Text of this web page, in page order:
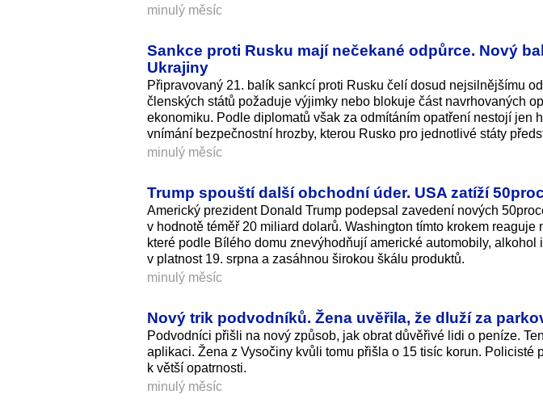
minulý měsíc
Sankce proti Rusku mají nečekané odpůrce. Nový
Ukrajiny
Připravovaný 21. balík sankcí proti Rusku čelí dosud nejsilnějšímu
členských států požaduje výjimky nebo blokuje část navrhovaných
ekonomiku. Podle diplomatů však za odmítáním opatření nestojí jen
vnímání bezpečnostní hrozby, kterou Rusko pro jednotlivé státy
minulý měsíc
Trump spouští další obchodní úder. USA zatíží
Americký prezident Donald Trump podepsal zavedení nových
v hodnotě téměř 20 miliard dolarů. Washington tímto krokem
které podle Bílého domu znevýhodňují americké automobily, alkohol
v platnost 19. srpna a zasáhnou širokou škálu produktů.
minulý měsíc
Nový trik podvodníků. Žena uvěřila, že dluží za
Podvodníci přišli na nový způsob, jak obrat důvěřivé lidi o peníze.
aplikaci. Žena z Vysočiny kvůli tomu přišla o 15 tisíc korun. Policisté
k větší opatrnosti.
minulý měsíc